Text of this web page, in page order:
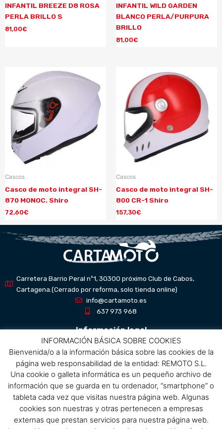
INFANTIL BREEZE D8 ROSA
PERLA BRILLO S
81,00€
INFANTIL WILD GARDEN
BLANCO PERLA/PURPURA
BRILLO
81,00€
Cascos
Casco de moto integral SH-
870 MONOC. Shiro
72,60€
Cascos
Casco de moto integral SH-
800 CR-1 Shiro
157,30€
Carretera Barrio Peral nº1, 30300 próximo Club de Cabos,
Cartagena.(Cerrado por reforma, solo tienda online)
info@cartamoto.es
637 973 968
Información legal
Aviso Legal
Política de privacidad
Política de protección de datos
Política de cookies
Condiciones de compra
Menú
INFORMACIÓN BÁSICA SOBRE COOKIES
Bienvenida/o a la información básica sobre las cookies de la
página web responsabilidad de la entidad: REMOTO S.L.
Una cookie o galleta informática es un pequeño archivo de
información que se guarda en tu ordenador, “smartphone” o
tableta cada vez que visitas nuestra página web. Algunas
cookies son nuestras y otras pertenecen a empresas
externas que prestan servicios para nuestra página web.